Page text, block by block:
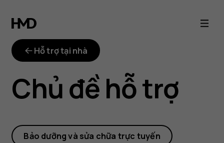
Các
bản
cập
nhật
phần
Hỗ trợ tại nhà
Chủ đề hỗ trợ
Bảo dưỡng và sửa chữa trực tuyến